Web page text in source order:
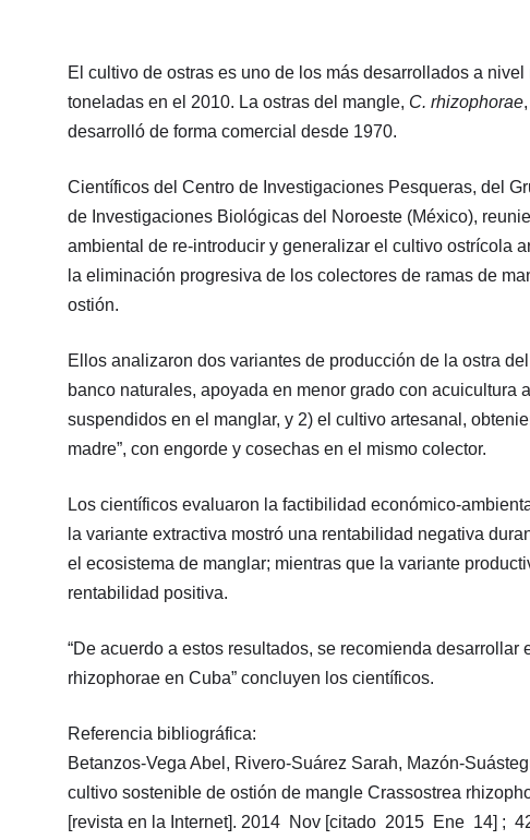
El cultivo de ostras es uno de los más desarrollados a
toneladas en el 2010. La ostras del mangle, C. rhizophorae
desarrolló de forma comercial desde 1970.
Científicos del Centro de Investigaciones Pesqueras, del
de Investigaciones Biológicas del Noroeste (México),
ambiental de re-introducir y generalizar el cultivo ostrícola
la eliminación progresiva de los colectores de ramas de
ostión.
Ellos analizaron dos variantes de producción de la ostra
banco naturales, apoyada en menor grado con
suspendidos en el manglar, y 2) el cultivo artesanal,
madre”, con engorde y cosechas en el mismo colector.
Los científicos evaluaron la factibilidad económico-
la variante extractiva mostró una rentabilidad negativa
el ecosistema de manglar; mientras que la variante
rentabilidad positiva.
“De acuerdo a estos resultados, se recomienda
rhizophorae en Cuba” concluyen los científicos.
Referencia bibliográfica:
Betanzos-Vega Abel, Rivero-Suárez Sarah, Mazón-
cultivo sostenible de ostión de mangle Crassostrea
[revista en la Internet]. 2014 Nov [citado 2015 Ene 14] ;